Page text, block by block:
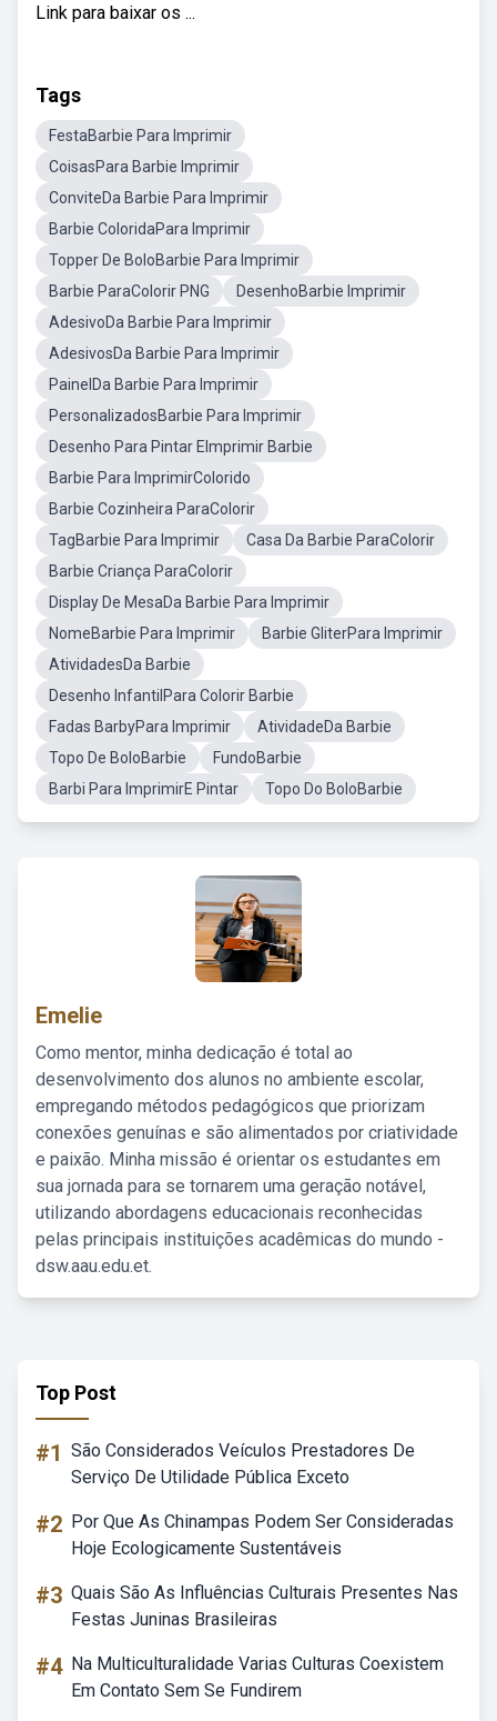
Link para baixar os ...
Tags
FestaBarbie Para Imprimir
CoisasPara Barbie Imprimir
ConviteDa Barbie Para Imprimir
Barbie ColoridaPara Imprimir
Topper De BoloBarbie Para Imprimir
Barbie ParaColorir PNG
DesenhoBarbie Imprimir
AdesivoDa Barbie Para Imprimir
AdesivosDa Barbie Para Imprimir
PainelDa Barbie Para Imprimir
PersonalizadosBarbie Para Imprimir
Desenho Para Pintar EImprimir Barbie
Barbie Para ImprimirColorido
Barbie Cozinheira ParaColorir
TagBarbie Para Imprimir
Casa Da Barbie ParaColorir
Barbie Criança ParaColorir
Display De MesaDa Barbie Para Imprimir
NomeBarbie Para Imprimir
Barbie GliterPara Imprimir
AtividadesDa Barbie
Desenho InfantilPara Colorir Barbie
Fadas BarbyPara Imprimir
AtividadeDa Barbie
Topo De BoloBarbie
FundoBarbie
Barbi Para ImprimirE Pintar
Topo Do BoloBarbie
Emelie
Como mentor, minha dedicação é total ao
desenvolvimento dos alunos no ambiente escolar,
empregando métodos pedagógicos que priorizam
conexões genuínas e são alimentados por criatividade
e paixão. Minha missão é orientar os estudantes em
sua jornada para se tornarem uma geração notável,
utilizando abordagens educacionais reconhecidas
pelas principais instituições acadêmicas do mundo -
dsw.aau.edu.et.
Top Post
#1 São Considerados Veículos Prestadores De
Serviço De Utilidade Pública Exceto
#2 Por Que As Chinampas Podem Ser Consideradas
Hoje Ecologicamente Sustentáveis
#3 Quais São As Influências Culturais Presentes Nas
Festas Juninas Brasileiras
#4 Na Multiculturalidade Varias Culturas Coexistem
Em Contato Sem Se Fundirem